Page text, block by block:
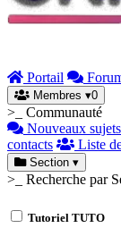
Portail
Membres ▾0
>_ Communauté
Nouveaux sujets
contacts
Liste
Section ▾
>_ Recherche par
Tutoriel TUTO